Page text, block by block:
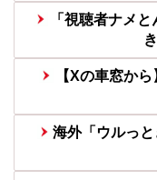
「視聴者ナメ
【Xの車窓か
海外「ウルっ